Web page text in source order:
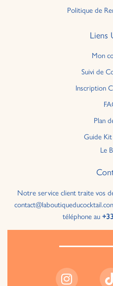
Politique de
Liens
Mon
Suivi de
Inscription
Plan
Guide
Le
Notre service client traite vos
téléphone au